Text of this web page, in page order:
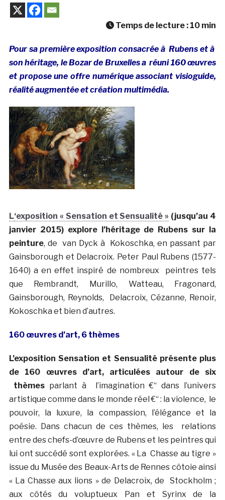
Temps de lecture : 10 min
Pour sa première exposition consacrée à Rubens et à
son héritage, le Bozar de Bruxelles a réuni 160 œuvres
et propose une offre numérique associant visioguide,
réalité augmentée et création multimédia.
L‘exposition « Sensation et Sensualité » (jusqu’au 4
janvier 2015) explore l’héritage de Rubens sur la
peinture, de van Dyck à Kokoschka, en passant par
Gainsborough et Delacroix. Peter Paul Rubens (1577-
1640) a en effet inspiré de nombreux peintres tels
que Rembrandt, Murillo, Watteau, Fragonard,
Gainsborough, Reynolds, Delacroix, Cézanne, Renoir,
Kokoschka et bien d’autres.
160 œuvres d’art, 6 thèmes
L’exposition Sensation et Sensualité présente plus
de 160 œuvres d’art, articulées autour de six
thèmesparlant à l’imagination €“ dans l’univers
artistique comme dans le monde réel €“ : la violence, le
pouvoir, la luxure, la compassion, l’élégance et la
poésie. Dans chacun de ces thèmes, les relations
entre des chefs-d’œuvre de Rubens et les peintres qui
lui ont succédé sont explorées. « La Chasse au tigre »
issue du Musée des Beaux-Arts de Rennes côtoie ainsi
« La Chasse aux lions » de Delacroix, de Stockholm ;
aux côtés du voluptueux Pan et Syrinx de la